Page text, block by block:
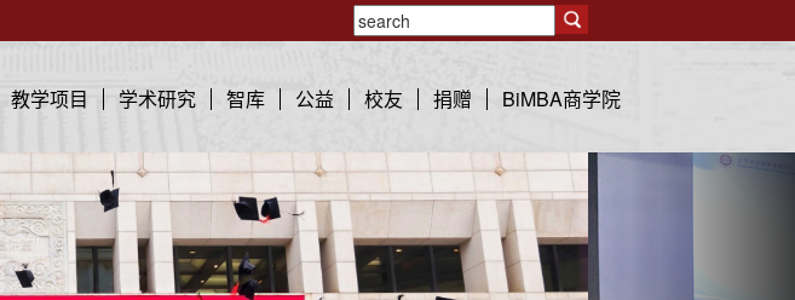
教学项目 学术研究 智库 公益 校友 捐赠 BiMBA商学院
N